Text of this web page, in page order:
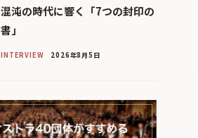
混沌の時代に響く「7つの封印の
書」
INTERVIEW 2026年8月5日